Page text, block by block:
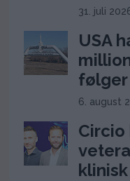
31. juli
USA
6. august
Circio